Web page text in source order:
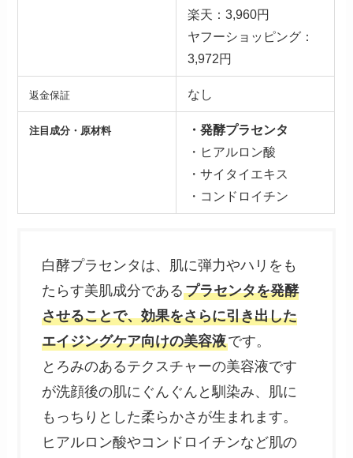
楽天：3,960円
ヤフーショッピング：
3,972円
返金保証 なし
注目成分・原材料
・発酵プラセンタ
・ヒアルロン酸
・サイタイエキス
・コンドロイチン
白酵プラセンタは、肌に弾力やハリをも
たらす美肌成分であるプラセンタを発酵
させることで、効果をさらに引き出した
エイジングケア向けの美容液です。
とろみのあるテクスチャーの美容液です
が洗顔後の肌にぐんぐんと馴染み、肌に
もっちりとした柔らかさが生まれます。
ヒアルロン酸やコンドロイチンなど肌の